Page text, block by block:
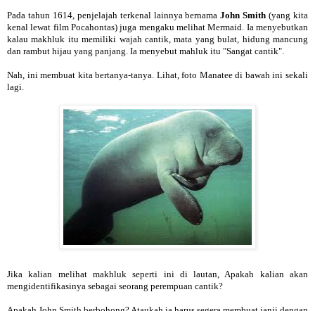
Pada tahun 1614, penjelajah terkenal lainnya bernama John Smith (yang kita
kenal lewat film Pocahontas) juga mengaku melihat Mermaid. Ia menyebutkan
kalau makhluk itu memiliki wajah cantik, mata yang bulat, hidung mancung
dan rambut hijau yang panjang. Ia menyebut mahluk itu "Sangat cantik".
Nah, ini membuat kita bertanya-tanya. Lihat, foto Manatee di bawah ini sekali
lagi.
Jika kalian melihat makhluk seperti ini di lautan, Apakah kalian akan
mengidentifikasinya sebagai seorang perempuan cantik?